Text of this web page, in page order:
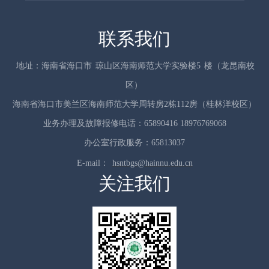
联系我们
地址：海南省海口市 琼山区海南师范大学实验楼5 楼（龙昆南校
区）
海南省海口市美兰区海南师范大学周转房2栋112房（桂林洋校区）
业务办理及故障报修电话：65890416 18976769068
办公室行政服务：65813037
E-mail： hsntbgs@hainnu.edu.cn
关注我们